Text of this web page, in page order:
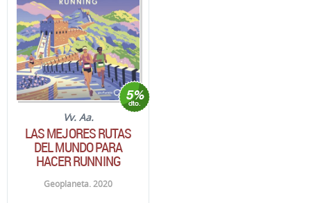
Vv. Aa.
LAS MEJORES RUTAS
DEL MUNDO PARA
HACER RUNNING
Geoplaneta. 2020